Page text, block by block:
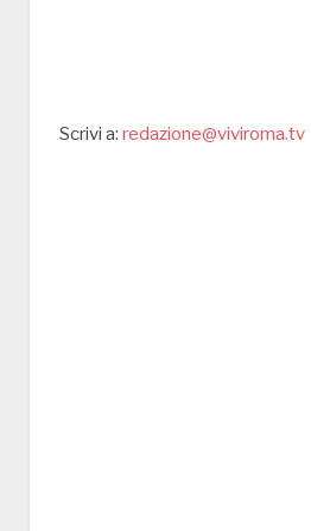
Scrivi a: redazione@viviroma.tv